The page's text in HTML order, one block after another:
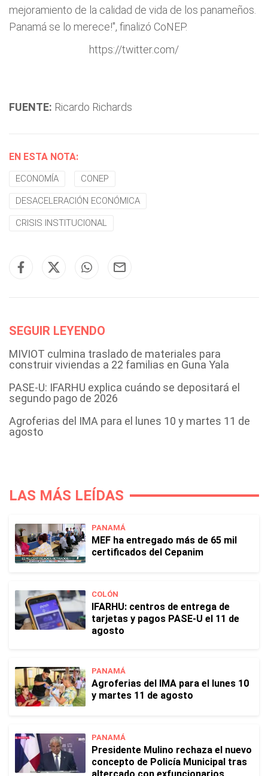
mejoramiento de la calidad de vida de los panameños.
Panamá se lo merece!", finalizó CoNEP.
https://twitter.com/
FUENTE: Ricardo Richards
EN ESTA NOTA:
ECONOMÍA CONEP
DESACELERACIÓN ECONÓMICA
CRISIS INSTITUCIONAL
SEGUIR LEYENDO
MIVIOT culmina traslado de materiales para
construir viviendas a 22 familias en Guna Yala
PASE-U: IFARHU explica cuándo se depositará el
segundo pago de 2026
Agroferias del IMA para el lunes 10 y martes 11 de
agosto
LAS MÁS LEÍDAS
PANAMÁ
MEF ha entregado más de 65 mil
certificados del Cepanim
COLÓN
IFARHU: centros de entrega de
tarjetas y pagos PASE-U el 11 de
agosto
PANAMÁ
Agroferias del IMA para el lunes 10
y martes 11 de agosto
PANAMÁ
Presidente Mulino rechaza el nuevo
concepto de Policía Municipal tras